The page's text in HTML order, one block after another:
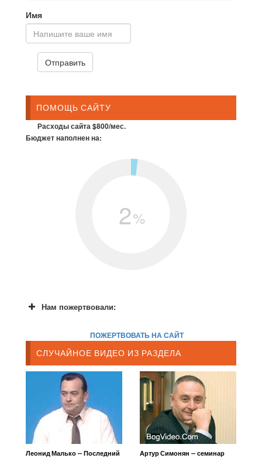
Имя
ПОМОЩЬ САЙТУ
Расходы сайта $800/мес.
Бюджет наполнен на:
2%
Нам пожертвовали:
ПОЖЕРТВОВАТЬ НА САЙТ
СЛУЧАЙНОЕ ВИДЕО ИЗ РАЗДЕЛА
Леонид Малько — Последний
Артур Симонян — семинар